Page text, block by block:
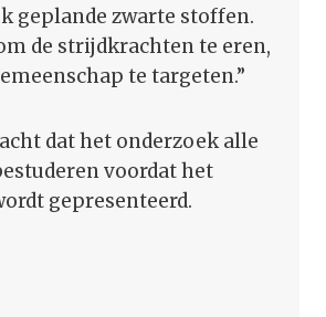
geplande zwarte stoffen.
de strijdkrachten te eren,
te targeten.”
dat het onderzoek alle
voordat het
gepresenteerd.